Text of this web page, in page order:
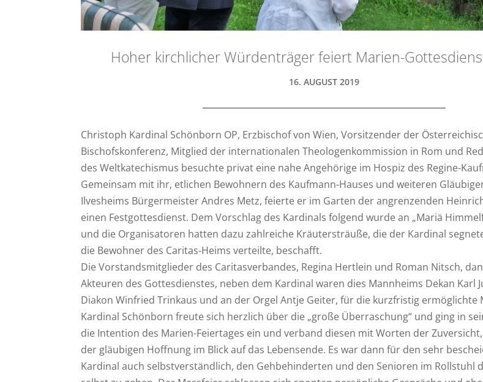
Hoher kirchlicher Würdenträger feiert Marien-
16. AUGUST 2019
Christoph Kardinal Schönborn OP, Erzbischof von Wien, Vorsitzender der
Bischofskonferenz, Mitglied der internationalen Theologenkommission in Rom und
des Weltkatechismus besuchte privat eine nahe Angehörige im Hospiz des Regine-
Gemeinsam mit ihr, etlichen Bewohnern des Kaufmann-Hauses und weiteren
Ilvesheims Bürgermeister Andres Metz, feierte er im Garten der angrenzenden
einen Festgottesdienst. Dem Vorschlag des Kardinals folgend wurde an „Mariä
und die Organisatoren hatten dazu zahlreiche Kräutersträuße, die der Kardinal
die Bewohner des Caritas-Heims verteilte, beschafft.
Die Vorstandsmitglieder des Caritasverbandes, Regina Hertlein und Roman Nitsch,
Akteuren des Gottesdienstes, neben dem Kardinal waren dies Mannheims Dekan Karl
Diakon Winfried Trinkaus und an der Orgel Antje Geiter, für die kurzfristig ermöglichte
Kardinal Schönborn freute sich herzlich über die „große Überraschung“ und ging in
die Intention des Marien-Feiertages ein und verband diesen mit Worten der
der gläubigen Hoffnung im Blick auf das Lebensende. Es war dann für den sehr
Kardinal auch selbstverständlich, den Gehbehinderten und den Senioren im Rollstuhl